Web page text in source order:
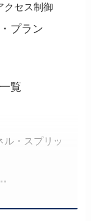
クセス制御
プラン
覧
ル・スプリッ